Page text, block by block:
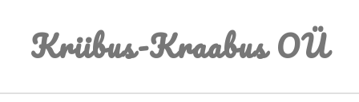
contentKriibus-Kraabus OÜ